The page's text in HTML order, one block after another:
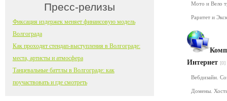
Мото и Вело
Раритет и
Интернет [0]
Вебдизайн.
Домены.
Пресс-релизы
Фиксация издержек меняет финансовую модель
Волгограда
Как проходят стендап-выступления в Волгограде:
места, артисты и атмосфера
Танцевальные баттлы в Волгограде: как
поучаствовать и где смотреть